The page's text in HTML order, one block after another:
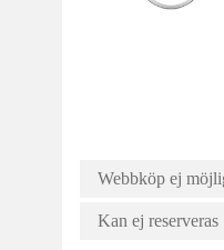
Webbköp ej
Kan ej reserveras